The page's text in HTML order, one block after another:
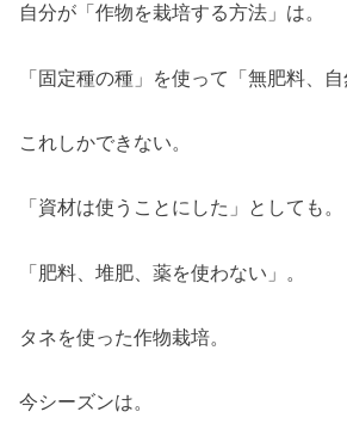
自分が「作物を栽培する方法」は。
「固定種の種」を使って「無肥料、自
これしかできない。
「資材は使うことにした」としても。
「肥料、堆肥、薬を使わない」。
タネを使った作物栽培。
今シーズンは。